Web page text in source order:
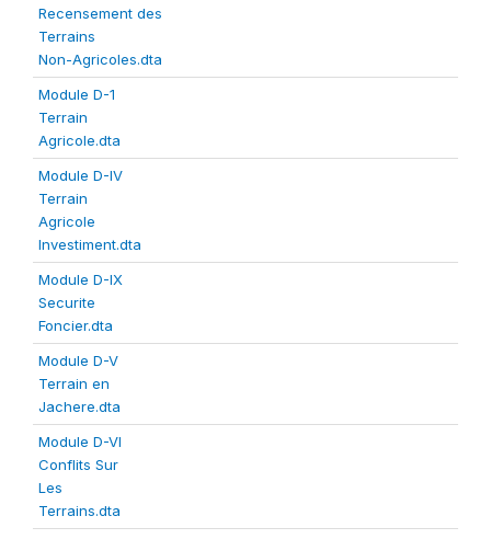
Recensement des
Terrains
Non-Agricoles.dta
Module D-1
Terrain
Agricole.dta
Module D-IV
Terrain
Agricole
Investiment.dta
Module D-IX
Securite
Foncier.dta
Module D-V
Terrain en
Jachere.dta
Module D-VI
Conflits Sur
Les
Terrains.dta